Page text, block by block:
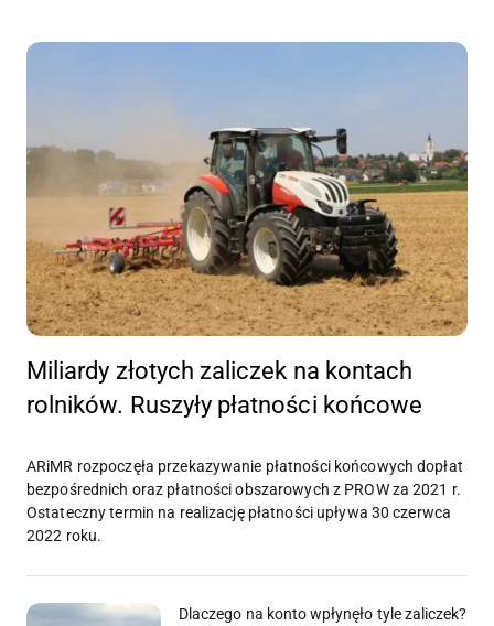
Miliardy złotych zaliczek na kontach
rolników. Ruszyły płatności końcowe
ARiMR rozpoczęła przekazywanie płatności końcowych dopłat
bezpośrednich oraz płatności obszarowych z PROW za 2021 r.
Ostateczny termin na realizację płatności upływa 30 czerwca
2022 roku.
Dlaczego na konto wpłynęło tyle zaliczek?